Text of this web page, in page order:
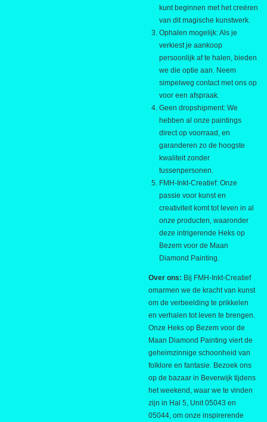
kunt beginnen met het creëren
van dit magische kunstwerk.
Ophalen mogelijk: Als je
verkiest je aankoop
persoonlijk af te halen, bieden
we die optie aan. Neem
simpelweg contact met ons op
voor een afspraak.
Geen dropshipment: We
hebben al onze paintings
direct op voorraad, en
garanderen zo de hoogste
kwaliteit zonder
tussenpersonen.
FMH-Inkt-Creatief: Onze
passie voor kunst en
creativiteit komt tot leven in al
onze producten, waaronder
deze intrigerende Heks op
Bezem voor de Maan
Diamond Painting.
Over ons: Bij FMH-Inkt-Creatief
omarmen we de kracht van kunst
om de verbeelding te prikkelen
en verhalen tot leven te brengen.
Onze Heks op Bezem voor de
Maan Diamond Painting viert de
geheimzinnige schoonheid van
folklore en fantasie. Bezoek ons
op de bazaar in Beverwijk tijdens
het weekend, waar we te vinden
zijn in Hal 5, Unit 05043 en
05044, om onze inspirerende